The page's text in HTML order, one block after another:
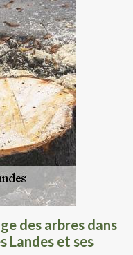
des arbres dans
Landes et ses